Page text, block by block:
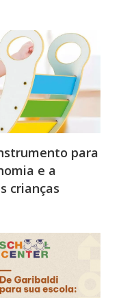
para
e a
crianças